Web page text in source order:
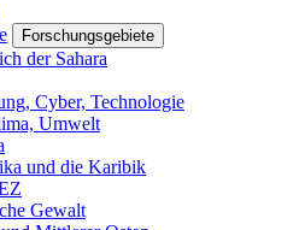
Forschungsgebiete
der Sahara
Cyber, Technologie
Umwelt
und die Karibik
Gewalt